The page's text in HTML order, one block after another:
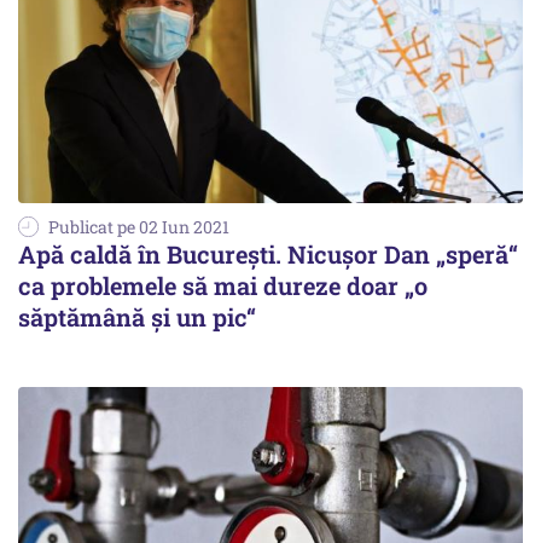
Publicat pe 02 Iun 2021
Apă caldă în București. Nicușor Dan „speră“
ca problemele să mai dureze doar „o
săptămână şi un pic“